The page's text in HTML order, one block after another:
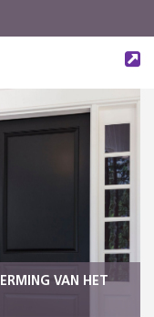
VAN HET